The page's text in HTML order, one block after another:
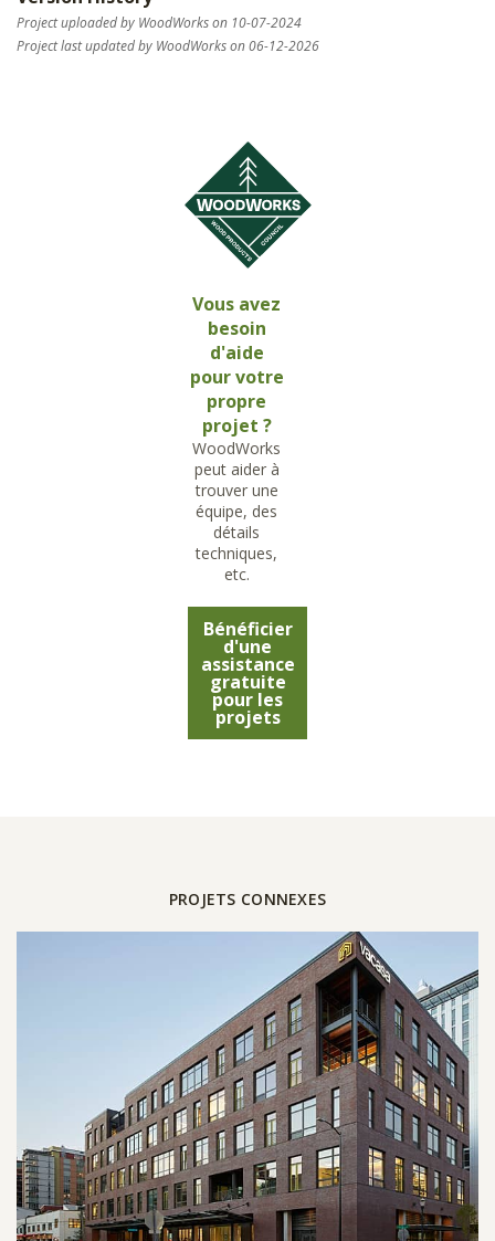
Project uploaded by WoodWorks on 10-07-2024
Project last updated by WoodWorks on 06-12-2026
Vous avez
besoin
d'aide
pour votre
propre
projet ?
WoodWorks
peut aider à
trouver une
équipe, des
détails
techniques,
etc.
Bénéficier
d'une
assistance
gratuite
pour les
projets
PROJETS CONNEXES